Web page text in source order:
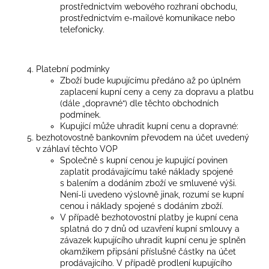
prostřednictvím webového rozhraní obchodu,
prostřednictvím e-mailové komunikace nebo
telefonicky.
Platební podmínky
Zboží bude kupujícímu předáno až po úplném
zaplacení kupní ceny a ceny za dopravu a platbu
(dále „dopravné“) dle těchto obchodních
podmínek.
Kupující může uhradit kupní cenu a dopravné:
bezhotovostně bankovním převodem na účet uvedený
v záhlaví těchto VOP
Společně s kupní cenou je kupující povinen
zaplatit prodávajícímu také náklady spojené
s balením a dodáním zboží ve smluvené výši.
Není-li uvedeno výslovně jinak, rozumí se kupní
cenou i náklady spojené s dodáním zboží.
V případě bezhotovostní platby je kupní cena
splatná do 7 dnů od uzavření kupní smlouvy a
závazek kupujícího uhradit kupní cenu je splněn
okamžikem připsání příslušné částky na účet
prodávajícího. V případě prodlení kupujícího